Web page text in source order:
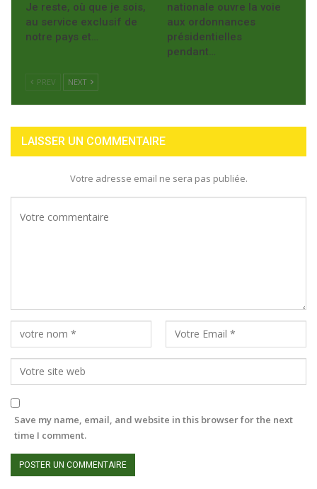
Je reste, où que je sois,
au service exclusif de
notre pays et…
nationale ouvre la voie
aux ordonnances
présidentielles
pendant…
PREV NEXT
LAISSER UN COMMENTAIRE
Votre adresse email ne sera pas publiée.
Save my name, email, and website in this browser for the next
time I comment.